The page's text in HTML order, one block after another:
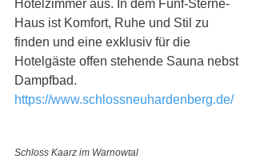
Hotelzimmer aus. In dem Fünf-Sterne-
Haus ist Komfort, Ruhe und Stil zu
finden und eine exklusiv für die
Hotelgäste offen stehende Sauna nebst
Dampfbad.
https://www.schlossneuhardenberg.de/
Schloss Kaarz im Warnowtal